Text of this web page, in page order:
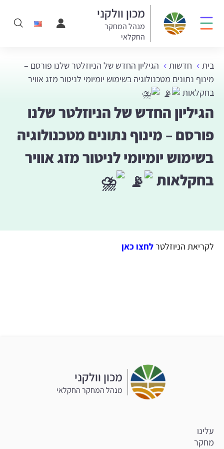
מכון וולקני
מנהל המחקר
החקלאי
בית חדשות
הגיליון החדש של הניוזלטר שלנו פורסם –
מינוף נתונים מטכנולוגיה בשימוש יומיומי לניטור מזג אוויר
בחקלאות
הגיליון החדש של הניוזלטר שלנו
פורסם – מינוף נתונים מטכנולוגיה
בשימוש יומיומי לניטור מזג אוויר
בחקלאות
לקריאת הניוזלטרלחצו כאן
מכון וולקני
מנהל המחקר החקלאי
עלינו
מחקר